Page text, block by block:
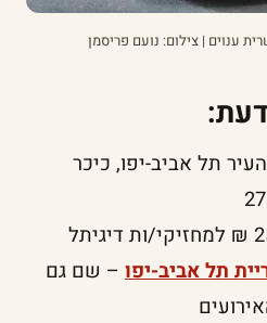
ענוים | צילום: נועם פריסמן
העיר תל אביב-יפו, כיכר
תל אביב-יפו – שם גם